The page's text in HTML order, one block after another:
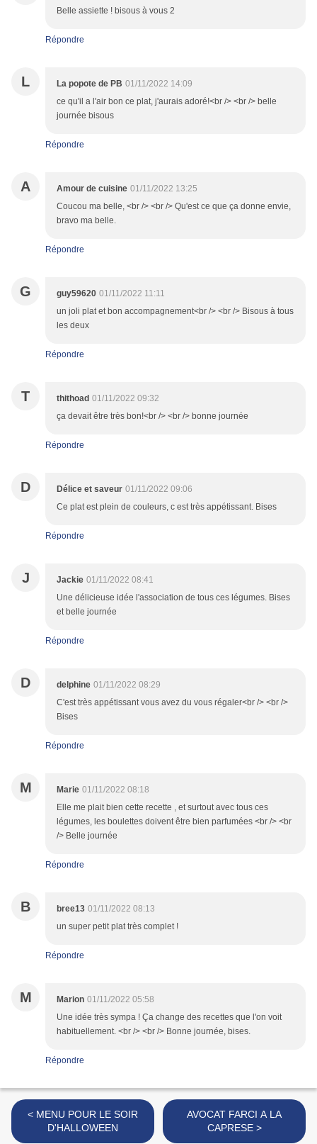
Belle assiette ! bisous à vous 2
Répondre
L La popote de PB 01/11/2022 14:09
ce qu'il a l'air bon ce plat, j'aurais adoré!<br /> <br /> belle
journée bisous
Répondre
A Amour de cuisine 01/11/2022 13:25
Coucou ma belle, <br /> <br /> Qu'est ce que ça donne envie,
bravo ma belle.
Répondre
G guy59620 01/11/2022 11:11
un joli plat et bon accompagnement<br /> <br /> Bisous à tous
les deux
Répondre
T thithoad 01/11/2022 09:32
ça devait être très bon!<br /> <br /> bonne journée
Répondre
D Délice et saveur 01/11/2022 09:06
Ce plat est plein de couleurs, c est très appétissant. Bises
Répondre
J Jackie 01/11/2022 08:41
Une délicieuse idée l'association de tous ces légumes. Bises
et belle journée
Répondre
D delphine 01/11/2022 08:29
C'est très appétissant vous avez du vous régaler<br /> <br />
Bises
Répondre
M Marie 01/11/2022 08:18
Elle me plait bien cette recette , et surtout avec tous ces
légumes, les boulettes doivent être bien parfumées <br /> <br
/> Belle journée
Répondre
B bree13 01/11/2022 08:13
un super petit plat très complet !
Répondre
M Marion 01/11/2022 05:58
Une idée très sympa ! Ça change des recettes que l'on voit
habituellement. <br /> <br /> Bonne journée, bises.
Répondre
< MENU POUR LE SOIR
D'HALLOWEEN
AVOCAT FARCI A LA
CAPRESE >